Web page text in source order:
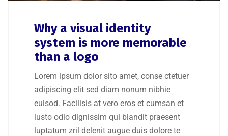
Why a visual identity
system is more memorable
than a logo
Lorem ipsum dolor sito amet, conse ctetuer
adipiscing elit sed diam nonum nibhie
euisod. Facilisis at vero eros et cumsan et
iusto odio dignissim qui blandit praesent
luptatum zril delenit augue duis dolore te